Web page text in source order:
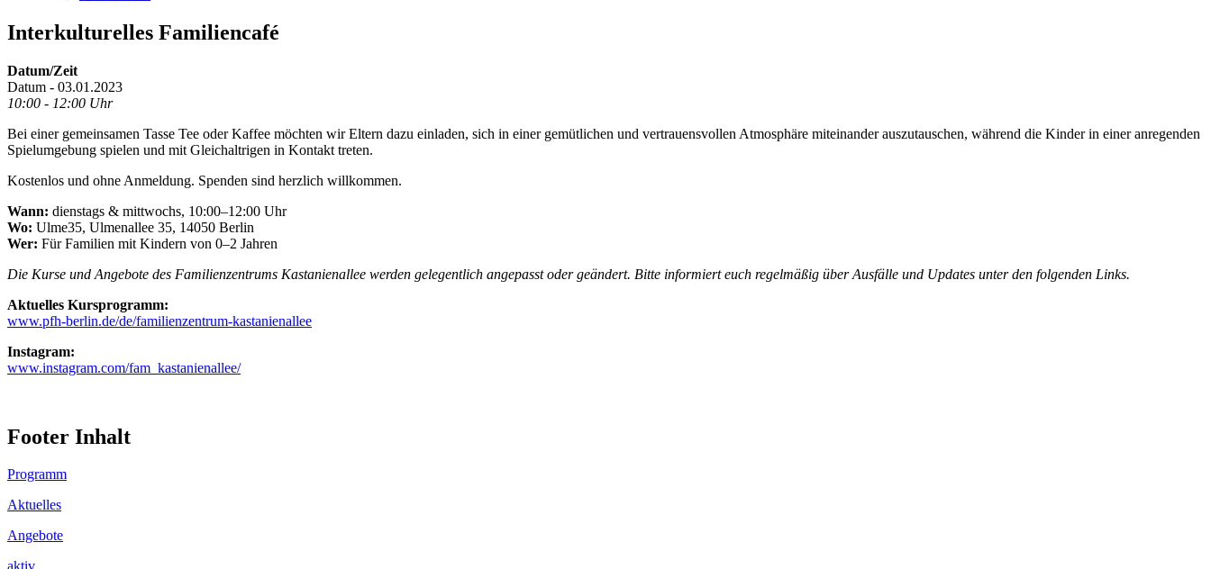
Interkulturelles Familiencafé
Datum/Zeit
Datum - 03.01.2023
10:00 - 12:00 Uhr
Bei einer gemeinsamen Tasse Tee oder Kaffee möchten wir Eltern dazu einladen, sich in einer gemütlichen und vertrauensvollen Atmosphäre miteinander auszutauschen, während die Kinder in einer anregenden
Spielumgebung spielen und mit Gleichaltrigen in Kontakt treten.
Kostenlos und ohne Anmeldung. Spenden sind herzlich willkommen.
Wann: dienstags & mittwochs, 10:00–12:00 Uhr
Wo: Ulme35, Ulmenallee 35, 14050 Berlin
Wer: Für Familien mit Kindern von 0–2 Jahren
Die Kurse und Angebote des Familienzentrums Kastanienallee werden gelegentlich angepasst oder geändert. Bitte informiert euch regelmäßig über Ausfälle und Updates unter den folgenden Links.
Aktuelles Kursprogramm:
www.pfh-berlin.de/de/familienzentrum-kastanienallee
Instagram:
www.instagram.com/fam_kastanienallee/
Footer Inhalt
Programm
Aktuelles
Angebote